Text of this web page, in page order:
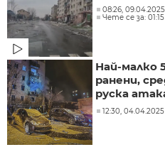
08:26,
Чете се за:
Най-малко
ранени,
руска
12:30, 04.04.2025